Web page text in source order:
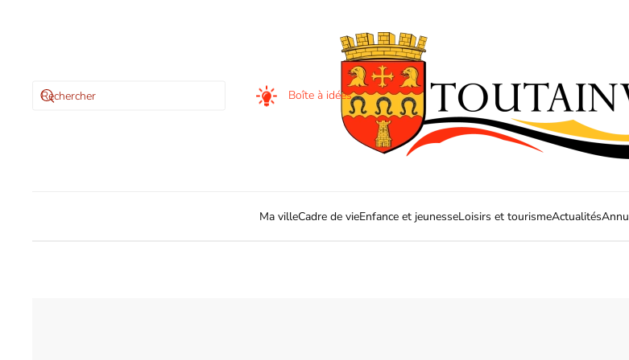
Boîte à idées
Ma villeCadre de vieEnfance et jeunesseLoisirs et tourismeActualités